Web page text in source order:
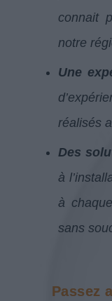
connait
notre
Une
réalisés
Des
à
à
sans
Passez